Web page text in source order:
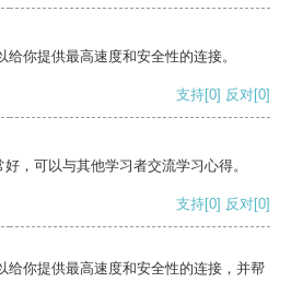
你提供最高速度和安全性的连接。
支持[0] 反对[0]
，可以与其他学习者交流学习心得。
支持[0] 反对[0]
给你提供最高速度和安全性的连接，并帮